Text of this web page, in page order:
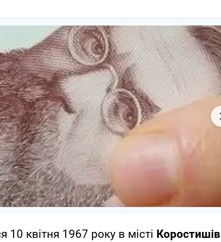
10 квітня 1967 року в місті Коростишів